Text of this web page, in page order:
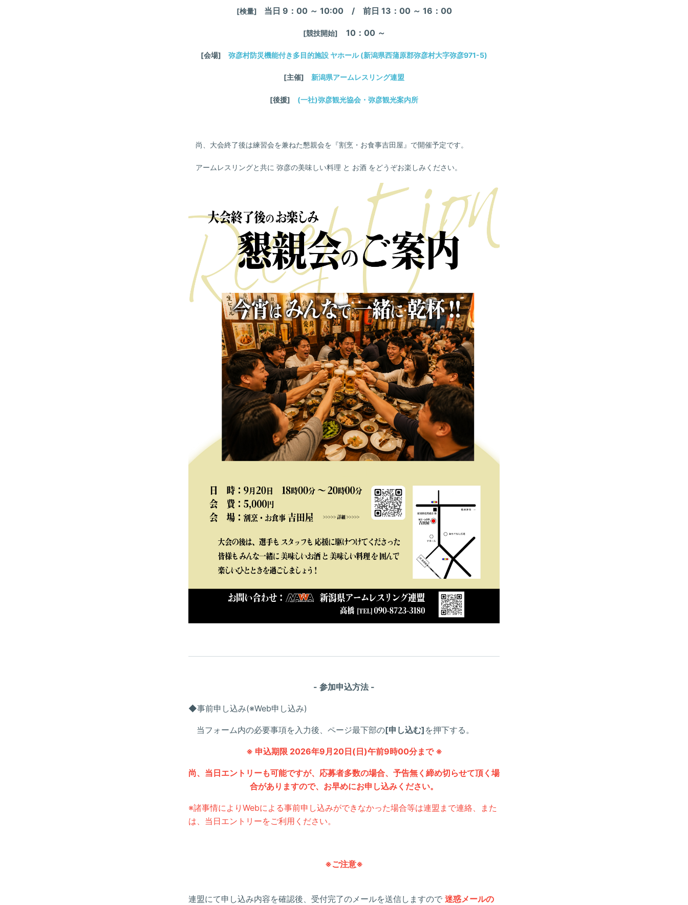
[検量] 当日 9：00 ～ 10:00 / 前日 13：00 ～ 16：00
[競技開始] 10：00 ～
[会場] 弥彦村防災機能付き多目的施設 ヤホール(新潟県西蒲原郡弥彦村大字弥彦971-5)
[主催] 新潟県アームレスリング連盟
[後援] (一社)弥彦観光協会・弥彦観光案内所
尚、大会終了後は練習会を兼ねた懇親会を『割烹・お食事吉田屋』で開催予定です。
アームレスリングと共に 弥彦の美味しい料理 と お酒 をどうぞお楽しみください。
- 参加申込方法 -
◆事前申し込み(※Web申し込み)
当フォーム内の必要事項を入力後、ページ最下部の[申し込む] を押下する。
※ 申込期限 2026年9月20日(日)午前9時00分まで ※
尚、当日エントリーも可能ですが、 応募者多数の場合、 予告無く 締め切らせて頂く場
合がありますので、 お早めにお申し込みください。
※諸事情によりWebによる事前申し込みができなかった場合等は連盟まで連絡、また
は、当日エントリーをご利用ください。
※ご注意※
連盟にて申し込み内容を確認後、受付完了のメールを送信しますので 迷惑メールの